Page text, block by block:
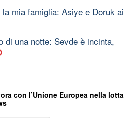
mia famiglia: Asiye e Doruk ai
di una notte: Sevde è incinta,
con l’Unione Europea nella lotta